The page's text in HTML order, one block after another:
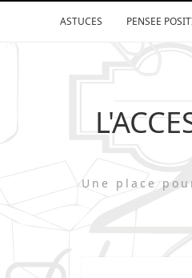
ASTUCES PENSEE
Une place